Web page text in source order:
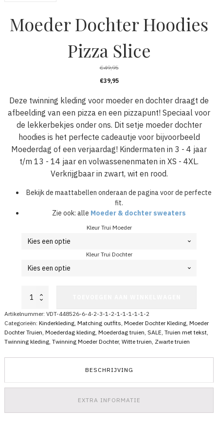
Moeder Dochter Hoodies
Pizza Slice
€49,95
€39,95
Deze twinning kleding voor moeder en dochter draagt de
afbeelding van een pizza en een pizzapunt! Speciaal voor
de lekkerbekjes onder ons. Dit setje moeder dochter
hoodies is het perfecte cadeautje voor bijvoorbeeld
Moederdag of een verjaardag! Kindermaten in 3 - 4 jaar
t/m 13 - 14 jaar en volwassenenmaten in XS - 4XL.
Verkrijgbaar in zwart, wit en rood.
Bekijk de maattabellen onderaan de pagina voor de perfecte
fit.
Zie ook: alle Moeder & dochter sweaters
Kleur Trui Moeder
Kleur Trui Dochter
Moeder
Dochter
Hoodies
Pizza
Slice
Artikelnummer: VDT-448526-6-4-2-3-1-2-1-1-1-1-1-2
Categorieën: Kinderkleding, Matching outfits, Moeder Dochter Kleding, Moeder
Dochter Truien, Moederdag kleding, Moederdag truien, SALE, Truien met tekst,
Twinning kleding, Twinning Moeder Dochter, Witte truien, Zwarte truien
BESCHRIJVING
EXTRA INFORMATIE